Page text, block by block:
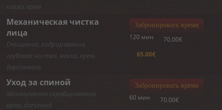
маска, крем
Механическая чистка
лица
Очищение, гидрирование,
глубокая чистка, маска, крем,
дарсонваль
Забронировать время
120 мин
70.00€
65.00€
Уход за спиной
Механическое скрабирование,
крем, dorsenval
Забронировать время
60 мин
70.00€